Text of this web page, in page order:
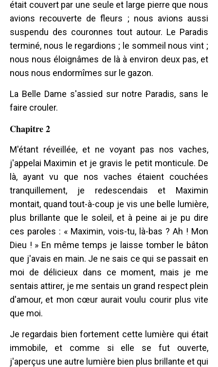
était couvert par une seule et large pierre que nous
avions recouverte de fleurs ; nous avions aussi
suspendu des couronnes tout autour. Le Paradis
terminé, nous le regardions ; le sommeil nous vint ;
nous nous éloignâmes de là à environ deux pas, et
nous nous endormîmes sur le gazon.
La Belle Dame s'assied sur notre Paradis, sans le
faire crouler.
Chapitre 2
M'étant réveillée, et ne voyant pas nos vaches,
j'appelai Maximin et je gravis le petit monticule. De
là, ayant vu que nos vaches étaient couchées
tranquillement, je redescendais et Maximin
montait, quand tout-à-coup je vis une belle lumière,
plus brillante que le soleil, et à peine ai je pu dire
ces paroles : « Maximin, vois-tu, là-bas ? Ah ! Mon
Dieu ! » En même temps je laisse tomber le bâton
que j'avais en main. Je ne sais ce qui se passait en
moi de délicieux dans ce moment, mais je me
sentais attirer, je me sentais un grand respect plein
d'amour, et mon cœur aurait voulu courir plus vite
que moi.
Je regardais bien fortement cette lumière qui était
immobile, et comme si elle se fut ouverte,
j'aperçus une autre lumière bien plus brillante et qui